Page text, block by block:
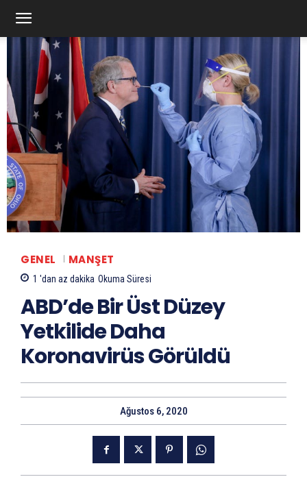
GENEL MANŞET
1 'dan az dakika Okuma Süresi
ABD’de Bir Üst Düzey
Yetkilide Daha
Koronavirüs Görüldü
Ağustos 6, 2020